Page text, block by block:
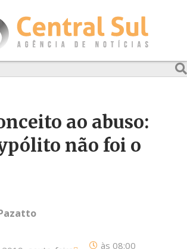
ao abuso:
não foi o
às 08:00